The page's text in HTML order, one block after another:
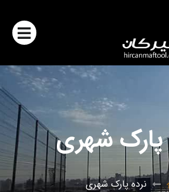
پارک شهری
نرده پارک شهری